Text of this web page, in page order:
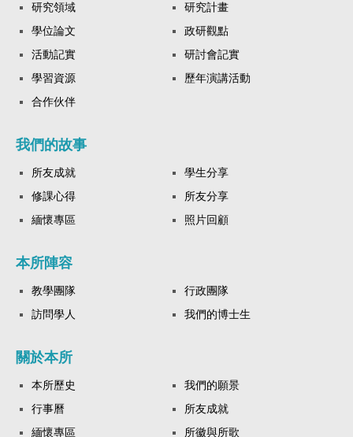
研究領域
研究計畫
學位論文
政研觀點
活動記實
研討會記實
學習資源
歷年演講活動
合作伙伴
我們的故事
所友成就
學生分享
修課心得
所友分享
緬懷專區
照片回顧
本所陣容
教學團隊
行政團隊
訪問學人
我們的博士生
關於本所
本所歷史
我們的願景
行事曆
所友成就
緬懷專區
所徽與所歌